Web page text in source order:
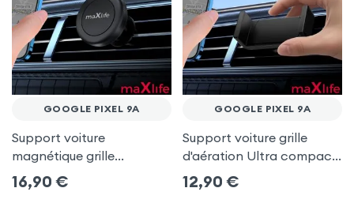
GOOGLE PIXEL 9A
Support voiture
magnétique grille
d'aération - maXlife pour
Google Pixel 9a
16,90 €
GOOGLE PIXEL 9A
Support voiture grille
d'aération Ultra compact
pour Google Pixel 9a
12,90 €